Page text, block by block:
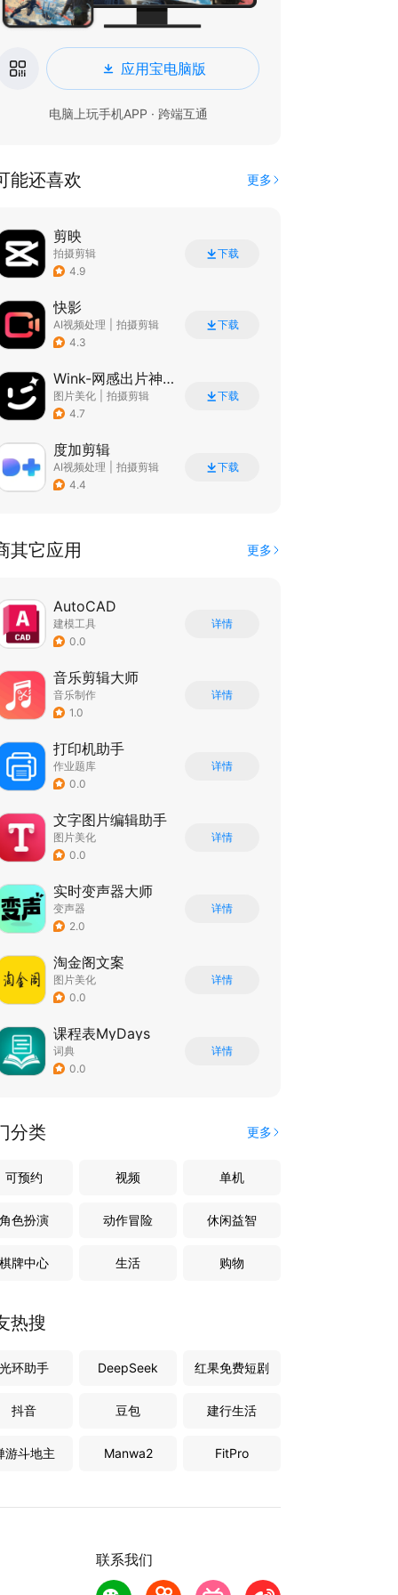
应用宝电脑版
电脑上玩手机APP · 跨端互通
能还喜欢 更多
剪映
拍摄剪辑
4.9
下载
快影
AI视频处理
拍摄剪辑
4.3
下载
Wink-网感出片神器
图片美化
拍摄剪辑
4.7
下载
度加剪辑
AI视频处理
拍摄剪辑
4.4
下载
其它应用 更多
AutoCAD
建模工具
0.0
详情
音乐剪辑大师
音乐制作
1.0
详情
打印机助手
作业题库
0.0
详情
文字图片编辑助手
图片美化
0.0
详情
实时变声器大师
变声器
2.0
详情
淘金阁文案
图片美化
0.0
详情
课程表MyDays
词典
0.0
详情
分类 更多
可预约 视频 单机
角色扮演 动作冒险 休闲益智
棋牌中心 生活 购物
热搜
光环助手 DeepSeek 红果免费短剧
抖音 豆包 建行生活
游斗地主 Manwa2 FitPro
联系我们